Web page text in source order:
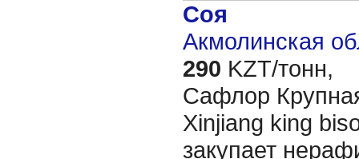
Соя
Акмолинская
290 KZT/тонн,
Сафлор
Xinjiang king
закупает